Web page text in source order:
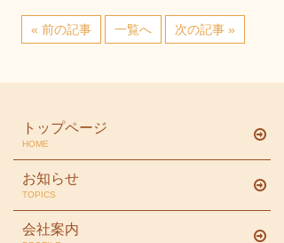
« 前の記事 一覧へ 次の記事 »
トップページ
HOME
お知らせ
TOPICS
会社案内